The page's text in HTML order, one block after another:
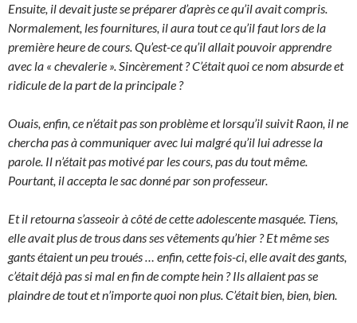
Ensuite, il devait juste se préparer d’après ce qu’il avait compris.
Normalement, les fournitures, il aura tout ce qu’il faut lors de la
première heure de cours. Qu’est-ce qu’il allait pouvoir apprendre
avec la « chevalerie ». Sincèrement ? C’était quoi ce nom absurde et
ridicule de la part de la principale ?
Ouais, enfin, ce n’était pas son problème et lorsqu’il suivit Raon, il ne
chercha pas à communiquer avec lui malgré qu’il lui adresse la
parole. Il n’était pas motivé par les cours, pas du tout même.
Pourtant, il accepta le sac donné par son professeur.
Et il retourna s’asseoir à côté de cette adolescente masquée. Tiens,
elle avait plus de trous dans ses vêtements qu’hier ? Et même ses
gants étaient un peu troués … enfin, cette fois-ci, elle avait des gants,
c’était déjà pas si mal en fin de compte hein ? Ils allaient pas se
plaindre de tout et n’importe quoi non plus. C’était bien, bien, bien.